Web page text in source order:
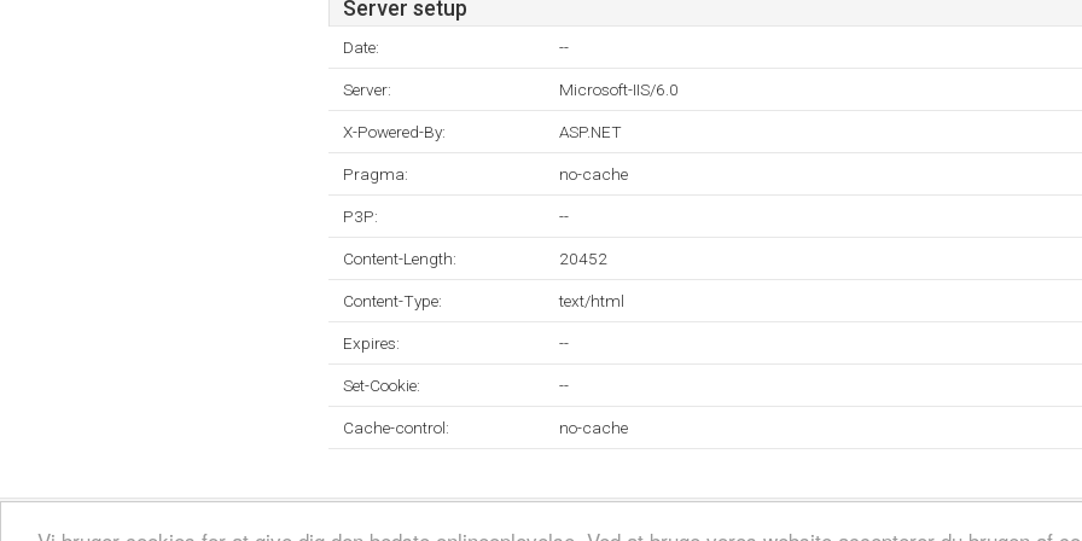
Server setup
Date: --
Server: Microsoft-IIS/6.0
X-Powered-By: ASP.NET
Pragma: no-cache
P3P: --
Content-Length: 20452
Content-Type: text/html
Expires: --
Set-Cookie: --
Cache-control: no-cache